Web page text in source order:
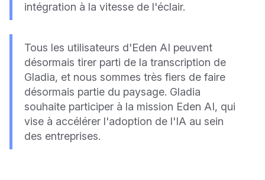
intégration à la vitesse de l'éclair.
Tous les utilisateurs d'Eden AI peuvent
désormais tirer parti de la transcription de
Gladia, et nous sommes très fiers de faire
désormais partie du paysage. Gladia
souhaite participer à la mission Eden AI, qui
vise à accélérer l'adoption de l'IA au sein
des entreprises.